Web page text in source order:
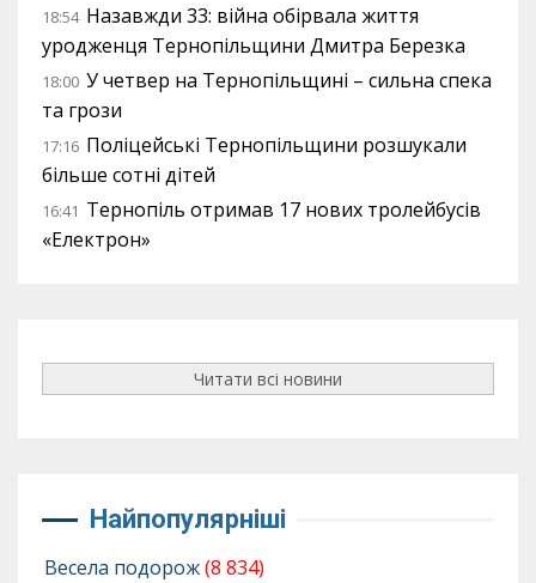
18:54 Назавжди 33: війна обірвала життя
уродженця Тернопільщини Дмитра Березка
18:00 У четвер на Тернопільщині – сильна спека
та грози
17:16 Поліцейські Тернопільщини розшукали
більше сотні дітей
16:41 Тернопіль отримав 17 нових тролейбусів
«Електрон»
Читати всі новини
Найпопулярніші
Весела подорож(8 834)